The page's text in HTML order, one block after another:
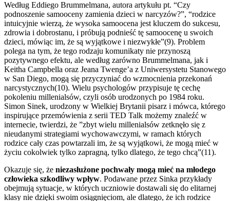
Według Eddiego Brummelmana, autora artykułu pt. “Czy
podnoszenie samooceny zamienia dzieci w narcyzów?”, “rodzice
intuicyjnie wierzą, że wysoka samoocena jest kluczem do sukcesu,
zdrowia i dobrostanu, i próbują podnieść tę samoocenę u swoich
dzieci, mówiąc im, że są wyjątkowe i niezwykłe”(9). Problem
polega na tym, że tego rodzaju komunikaty nie przynoszą
pozytywnego efektu, ale według zarówno Brummelmana, jak i
Keitha Campbella oraz Jeana Twenge’a z Uniwersystetu Stanowego
w San Diego, mogą się przyczyniać do wzmocnienia przekonań
narcystycznych(10). Wielu psychologów przypisuje tę cechę
pokoleniu millenialsów, czyli osób urodzonych po 1984 roku.
Simon Sinek, urodzony w Wielkiej Brytanii pisarz i mówca, którego
inspirujące przemówienia z serii TED Talk możemy znaleźć w
internecie, twierdzi, że ”zbyt wielu millenialsów zetknęło się z
nieudanymi strategiami wychowawczymi, w ramach których
rodzice cały czas powtarzali im, że są wyjątkowi, że mogą mieć w
życiu cokolwiek tylko zapragną, tylko dlatego, że tego chcą”(11).
Okazuje się, że niezasłużone pochwały mogą mieć na młodego
człowieka szkodliwy wpływ. Podawane przez Sinka przykłady
obejmują sytuacje, w których uczniowie dostawali się do elitarnej
klasy nie dzięki swoim osiągnięciom, ale dlatego, że ich rodzice